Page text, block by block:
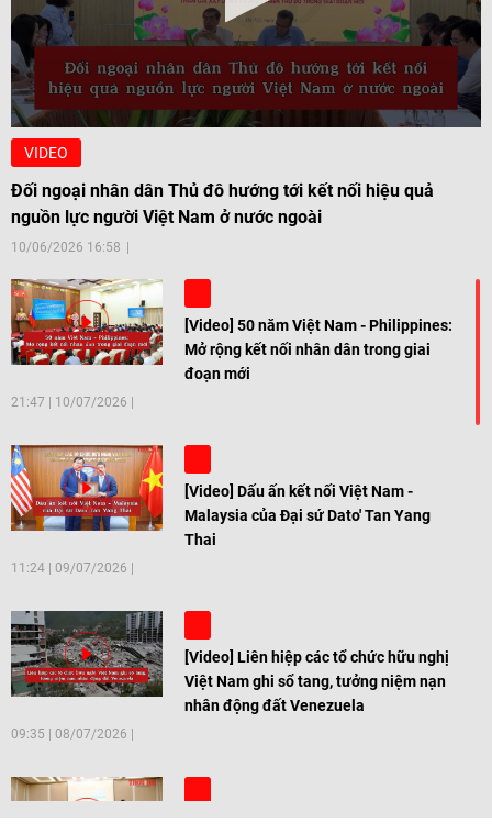
VIDEO
Đối ngoại nhân dân Thủ đô hướng tới kết nối hiệu quả
nguồn lực người Việt Nam ở nước ngoài
10/06/2026 16:58
[Video] 50 năm Việt Nam - Philippines:
Mở rộng kết nối nhân dân trong giai
đoạn mới
21:47 10/07/2026
[Video] Dấu ấn kết nối Việt Nam -
Malaysia của Đại sứ Dato' Tan Yang
Thai
11:24 09/07/2026
[Video] Liên hiệp các tổ chức hữu nghị
Việt Nam ghi sổ tang, tưởng niệm nạn
nhân động đất Venezuela
09:35 08/07/2026
[Video] Trẻ em Đông Á cùng kiến tạo